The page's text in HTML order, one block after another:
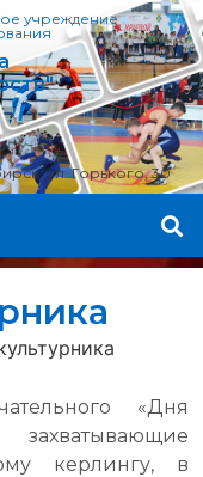
учреждение
ул. Горького, 30
«Дня
керлингу, в